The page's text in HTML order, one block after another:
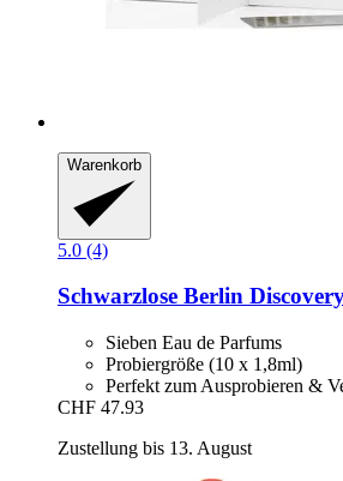
Warenkorb
5.0 (4)
Schwarzlose Berlin
Sieben Eau de Parfums
Probiergröße (10 x 1,8ml)
Perfekt zum Ausprobieren &
CHF 47.93
Zustellung bis 13. August